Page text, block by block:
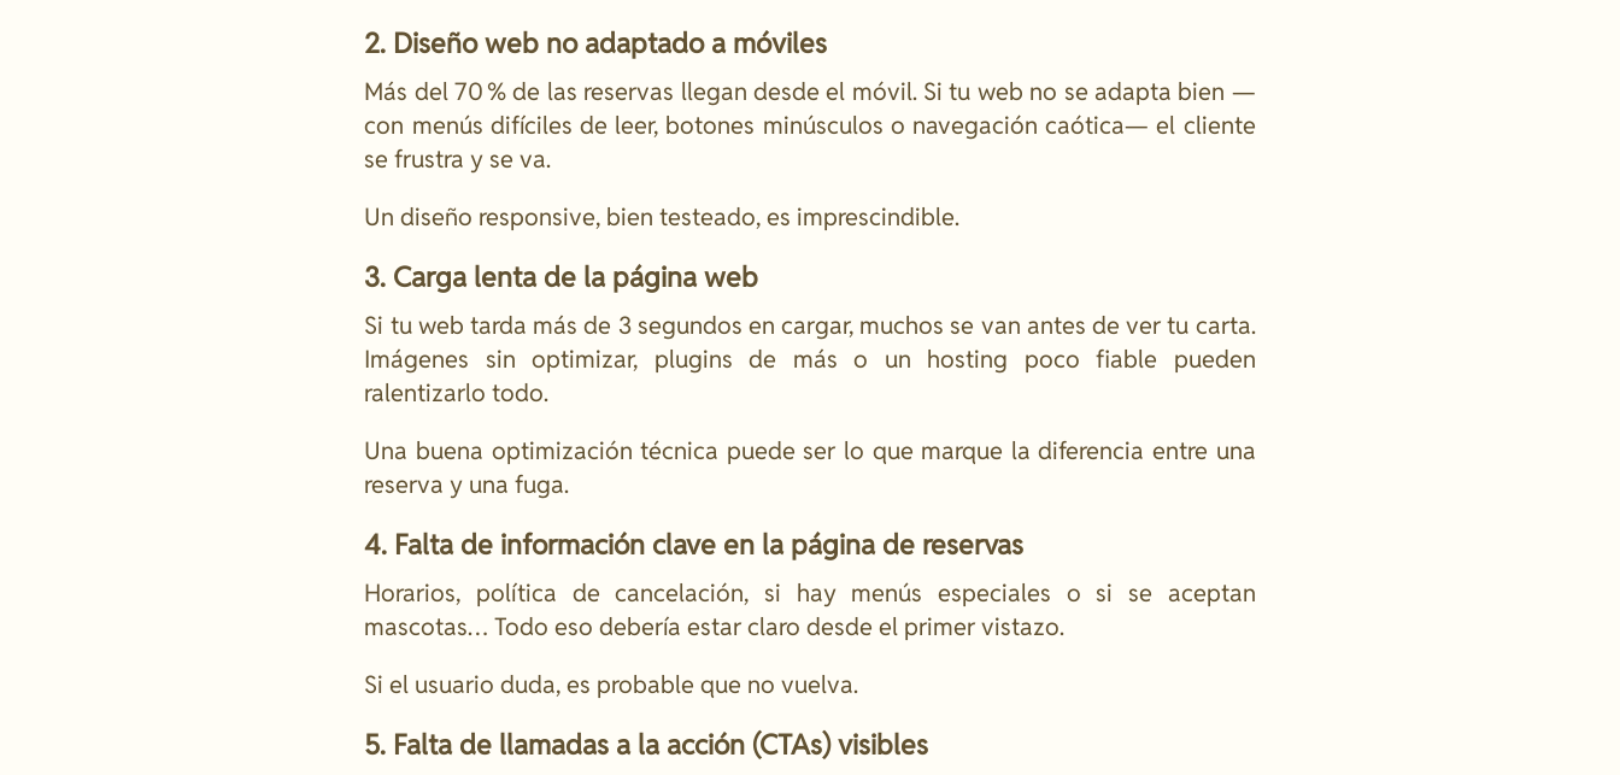
2. Diseño web no adaptado a móviles
Más del 70 % de las reservas llegan desde el móvil. Si tu web no se adapta bien —
con menús difíciles de leer, botones minúsculos o navegación caótica— el cliente
se frustra y se va.
Un diseño responsive, bien testeado, es imprescindible.
3. Carga lenta de la página web
Si tu web tarda más de 3 segundos en cargar, muchos se van antes de ver tu carta.
Imágenes sin optimizar, plugins de más o un hosting poco fiable pueden
ralentizarlo todo.
Una buena optimización técnica puede ser lo que marque la diferencia entre una
reserva y una fuga.
4. Falta de información clave en la página de reservas
Horarios, política de cancelación, si hay menús especiales o si se aceptan
mascotas… Todo eso debería estar claro desde el primer vistazo.
Si el usuario duda, es probable que no vuelva.
5. Falta de llamadas a la acción (CTAs) visibles